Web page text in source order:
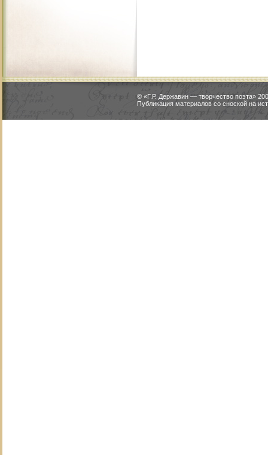
© «Г.Р. Державин — творчество поэта»
Публикация материалов со сноской на